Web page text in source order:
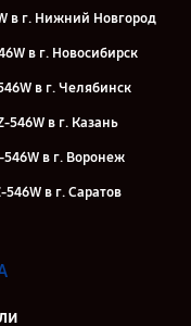
в г. Нижний Новгород
в г. Новосибирск
в г. Челябинск
546W в г. Казань
в г. Воронеж
в г. Саратов
546W в г. Киров